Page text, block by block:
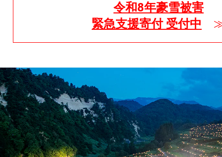
令和8年豪雪被害
緊急支援寄付 受付中